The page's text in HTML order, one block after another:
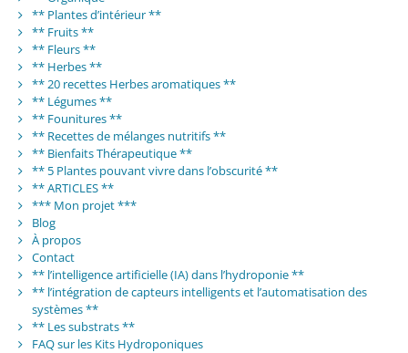
** Plantes d’intérieur **
** Fruits **
** Fleurs **
** Herbes **
** 20 recettes Herbes aromatiques **
** Légumes **
** Founitures **
** Recettes de mélanges nutritifs **
** Bienfaits Thérapeutique **
** 5 Plantes pouvant vivre dans l’obscurité **
** ARTICLES **
*** Mon projet ***
Blog
À propos
Contact
** l’intelligence artificielle (IA) dans l’hydroponie **
** l’intégration de capteurs intelligents et l’automatisation des
systèmes **
** Les substrats **
FAQ sur les Kits Hydroponiques